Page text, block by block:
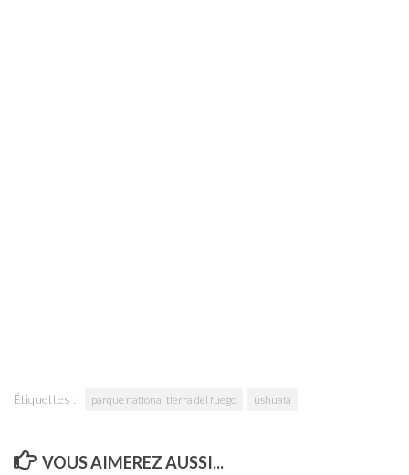
Étiquettes : parque national tierra del fuego ushuaia
VOUS AIMEREZ AUSSI...